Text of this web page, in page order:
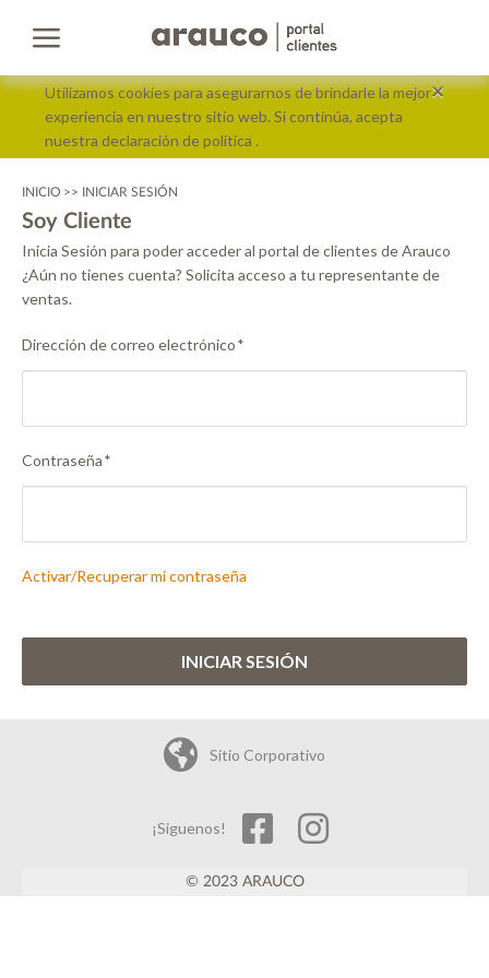
Pular
conteúdo
Pular
navegação
×
Utilizamos cookies para asegurarnos de brindarle la mejor
experiencia en nuestro sitio web. Si continúa, acepta
nuestra declaración de política .
INICIO >> INICIAR SESIÓN
Soy Cliente
Inicia Sesión para poder acceder al portal de clientes de Arauco
¿Aún no tienes cuenta? Solicita acceso a tu representante de
ventas.
Dirección de correo electrónico*
Contraseña*
Activar/Recuperar mi contraseña
INICIAR SESIÓN
Sitio Corporativo
¡Siguenos!
© 2023 ARAUCO